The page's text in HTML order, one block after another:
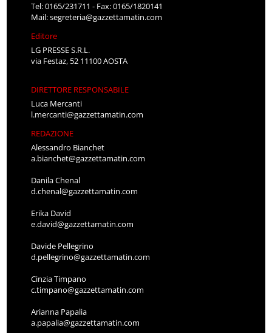
Tel: 0165/231711 - Fax: 0165/1820141
Mail:segreteria@gazzettamatin.com
Editore
LG PRESSE S.R.L.
via Festaz, 52 11100 AOSTA
DIRETTORE RESPONSABILE
Luca Mercanti
l.mercanti@gazzettamatin.com
REDAZIONE
Alessandro Bianchet
a.bianchet@gazzettamatin.com
Danila Chenal
d.chenal@gazzettamatin.com
Erika David
e.david@gazzettamatin.com
Davide Pellegrino
d.pellegrino@gazzettamatin.com
Cinzia Timpano
c.timpano@gazzettamatin.com
Arianna Papalia
a.papalia@gazzettamatin.com